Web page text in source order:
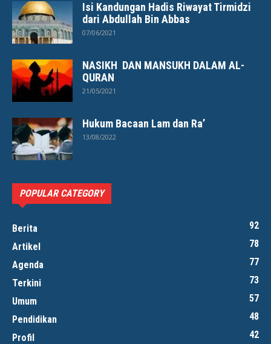
Isi Kandungan Hadis Riwayat Tirmidzi
dari Abdullah Bin Abbas
07/06/2021
NASIKH DAN MANSUKH DALAM AL-
QURAN
21/05/2021
Hukum Bacaan Lam dan Ra’
13/08/2022
POPULAR CATEGORY
Berita
92
Artikel
78
Agenda
77
Terkini
73
Umum
57
Pendidikan
48
Profil
42